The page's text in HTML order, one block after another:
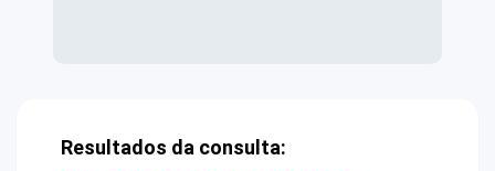
Resultados da consulta: